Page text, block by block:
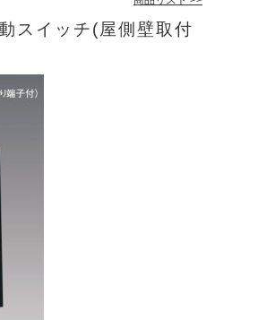
スイッチ(屋側壁取付